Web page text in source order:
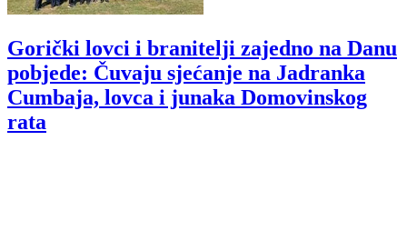
Gorički lovci i branitelji zajedno na Danu
pobjede: Čuvaju sjećanje na Jadranka
Cumbaja, lovca i junaka Domovinskog
rata